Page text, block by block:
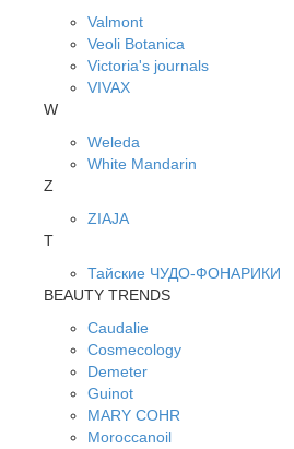
Valmont
Veoli Botanica
Victoria's journals
VIVAX
W
Weleda
White Mandarin
Z
ZIAJA
Т
Тайские ЧУДО-ФОНАРИКИ
BEAUTY TRENDS
Caudalie
Cosmecology
Demeter
Guinot
MARY COHR
Moroccanoil